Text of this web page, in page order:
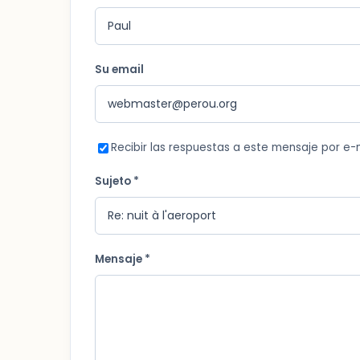
Su email
Recibir las respuestas a este mensaje por e-
Sujeto *
Mensaje *